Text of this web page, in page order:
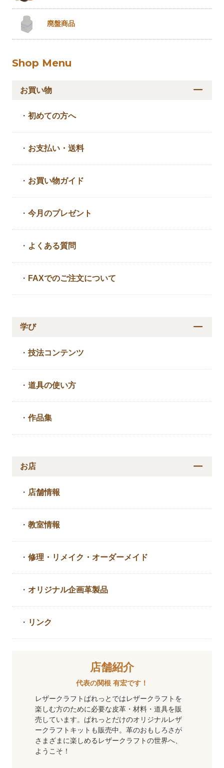
廃盤商品
Shop Menu
お買い物
・初めての方へ
・ お支払い・送料
・ お買い物ガイド
・今月のプレゼント
・ よくある質問
・ FAXでのご注文について
学び
・技法コンテンツ
・道具の使い方
・作品集
お店
・ 店舗情報
・教室情報
・修理・リメイク・ オーダーメイド
・ オリジナル企画革製品
・ リンク
店舗紹介
代表の関根 有宏です！
レザークラフトぱれっとではレザークラフトを
楽しむ方のために必要な皮革・材料・道具を販
売しています。ぱれっとだけのオリジナルレザ
ークラフトキットも販売中。革のおもしろさが
さまざまに楽しめるレザークラフトの世界へ、
ようこそ！